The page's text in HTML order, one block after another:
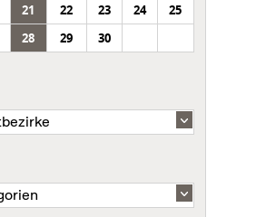
21 22 23 24
25
28 29 30